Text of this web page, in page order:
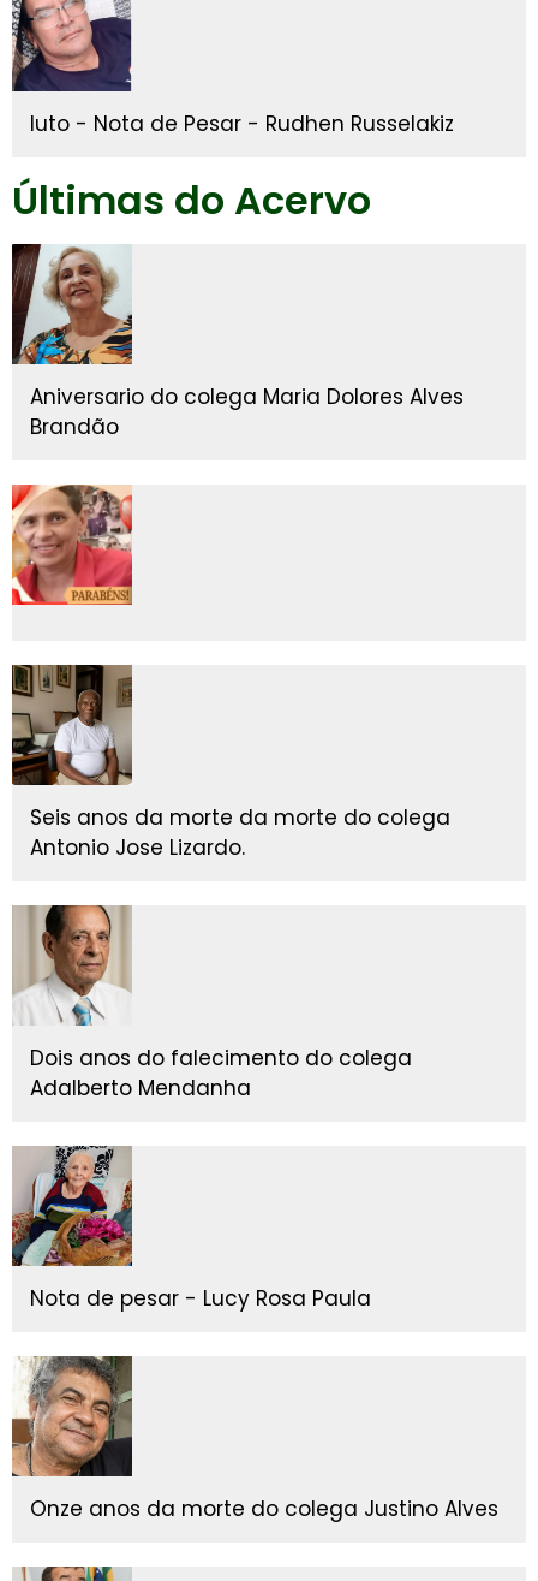
luto - Nota de Pesar - Rudhen Russelakiz
Últimas do Acervo
Aniversario do colega Maria Dolores Alves
Brandão
Seis anos da morte da morte do colega
Antonio Jose Lizardo.
Dois anos do falecimento do colega
Adalberto Mendanha
Nota de pesar - Lucy Rosa Paula
Onze anos da morte do colega Justino Alves